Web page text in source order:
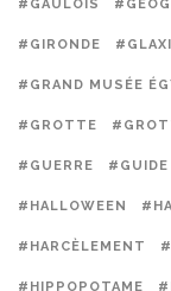
#GAULOIS
#GIRONDE
#GRAND MUSÉE
#GROTTE
#GUERRE #GUIDE
#HALLOWEEN
#HARCÈLEMENT
#HIPPOPOTAME